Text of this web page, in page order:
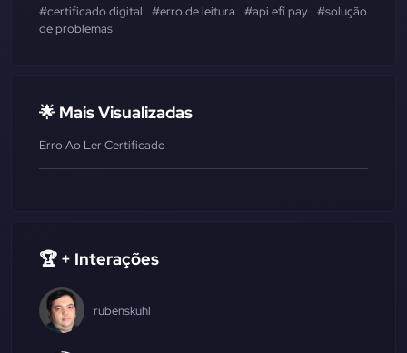
#certificado digital #erro de leitura #api efí pay #solução
de problemas
🌟 Mais Visualizadas
Erro Ao Ler Certificado
🏆 + Interações
rubenskuhl